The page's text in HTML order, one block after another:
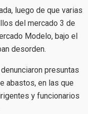
luego de que varias
del mercado 3 de
Modelo, bajo el
desorden.
presuntas
abastos, en las que
y funcionarios